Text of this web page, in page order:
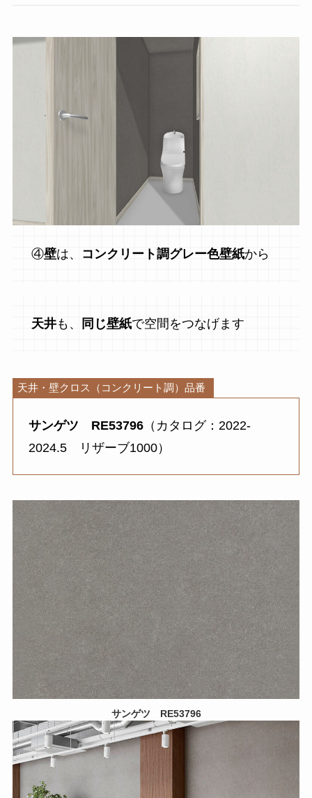
④壁は、 コンクリート調グレー色壁紙から
天井も、 同じ壁紙で空間をつなげます
天井・壁クロス（コンクリート調）品番
サンゲツ RE53796 （カタログ：2022-
2024.5 リザーブ1000）
サンゲツ RE53796